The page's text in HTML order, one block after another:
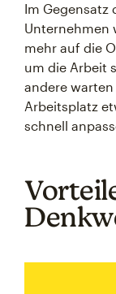
Im Gegensatz
Unternehmen
mehr auf die
um die Arbeit
andere
Arbeitsplatz
schnell